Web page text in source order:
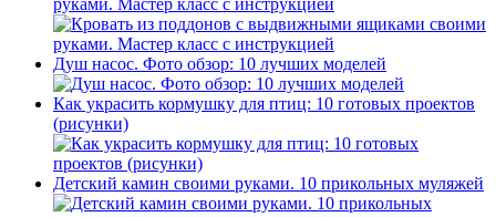
руками. Мастер класс с инструкцией
Душ насос. Фото обзор: 10 лучших моделей
Как украсить кормушку для птиц: 10 готовых проектов
(рисунки)
Детский камин своими руками. 10 прикольных муляжей